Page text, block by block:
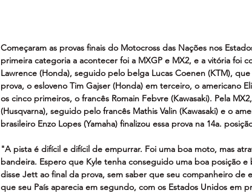
Começaram as provas finais do Motocross das Nações nos
primeira categoria a acontecer foi a MXGP e MX2, e a vitória foi
Lawrence (Honda), seguido pelo belga Lucas Coenen (KTM),
prova, o esloveno Tim Gajser (Honda) em terceiro, o americano
os cinco primeiros, o francês Romain Febvre (Kawasaki). Pela
(Husqvarna), seguido pelo francês Mathis Valin (Kawasaki) e o
brasileiro Enzo Lopes (Yamaha) finalizou essa prova na 14a.
"A pista é difícil e difícil de empurrar. Foi uma boa moto, mas
bandeira. Espero que Kyle tenha conseguido uma boa posição
disse Jett ao final da prova, sem saber que seu companheiro de
que seu País aparecia em segundo, com os Estados Unidos em